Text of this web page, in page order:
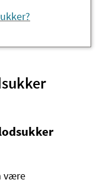
være